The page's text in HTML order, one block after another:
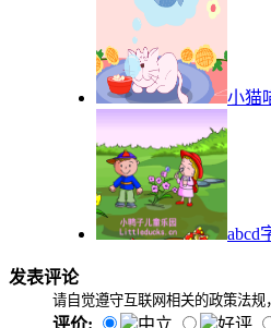
小猫
abcd
发表评论
请自觉遵守互联网相关的政策法
评价: 中立 好评